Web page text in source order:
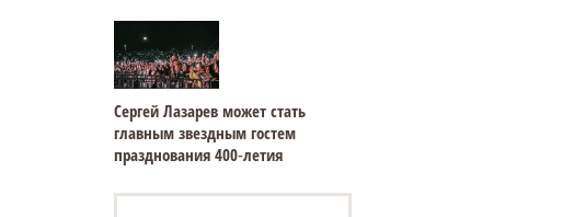
Сергей Лазарев может стать
главным звездным гостем
празднования 400‑летия